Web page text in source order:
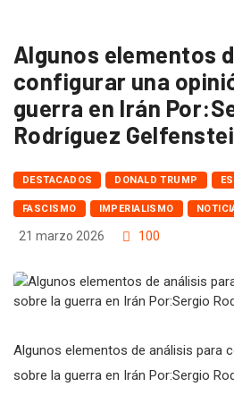
Algunos elementos
configurar una
guerra en Irán
Rodríguez
DESTACADOS DONALD TRUMP
FASCISMO IMPERIALISMO
21 marzo 2026 100
Algunos elementos de análisis para
sobre la guerra en Irán Por:Sergio